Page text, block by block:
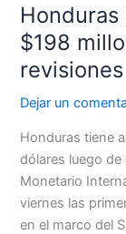
$198
Dejar un
Honduras tiene
dólares luego de
Monetario
viernes las
en el marco del